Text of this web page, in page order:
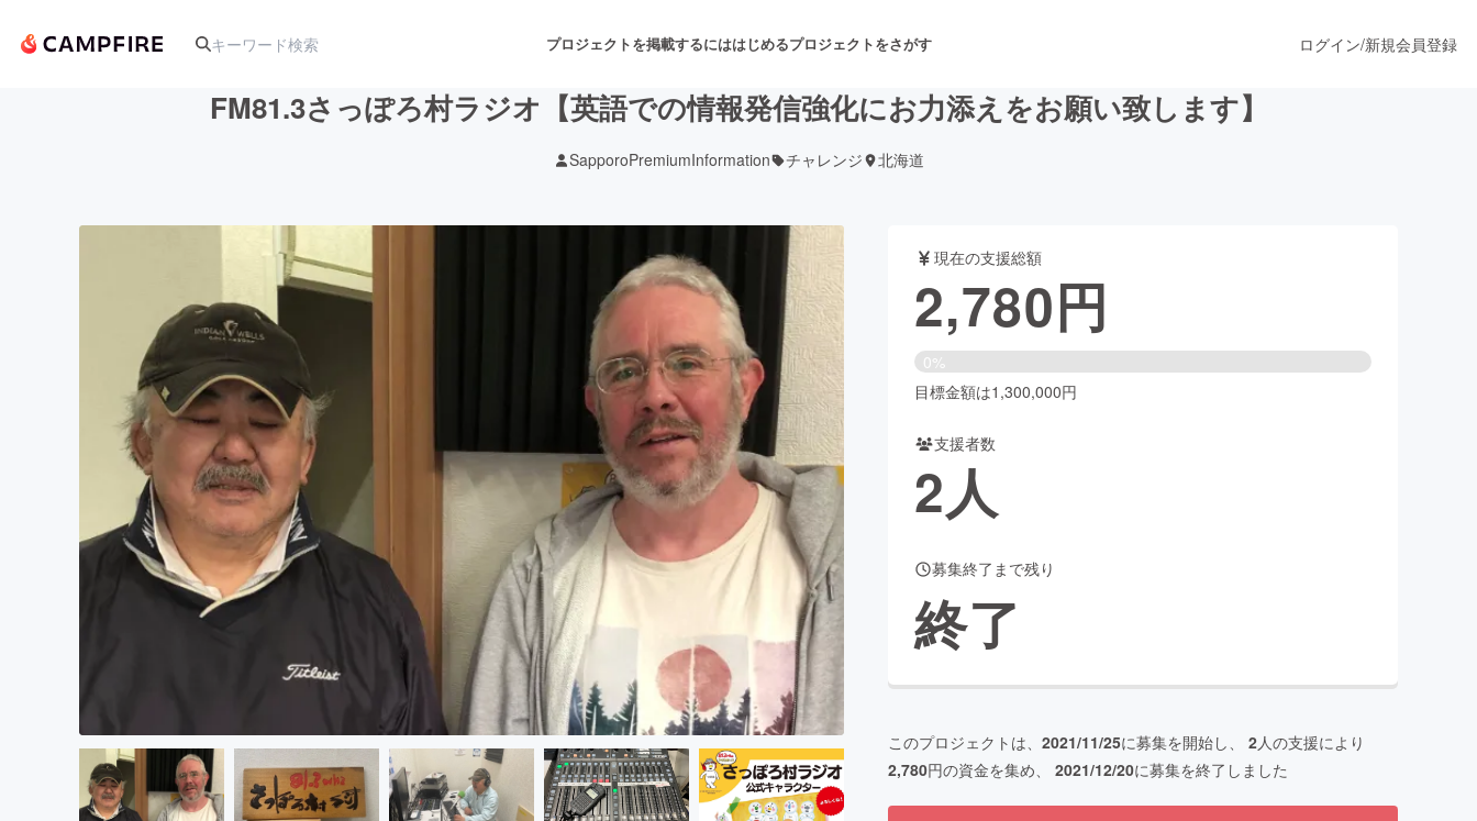
プロジェクトを掲載するにははじめるプロジェクトをさがす
アート・写真 舞台・パフォーマンス
テクノロジー・ガジェット ゲーム・サービス開発 フード・飲食店
映像・映画 書籍・雑誌出版 アニメ・漫画
ビジネス・起業 チャレンジ ビューティー・ヘルスケア
まちづくり・地域活性化
CAMPFIRE for Social Good
CAMPFIRE Creation
CAMPFIREふるさと納税
machi-yaコミュニティ
ログイン/新規会員登録
FM81.3さっぽろ村ラジオ【英語での情報発信強化にお力添えをお願い致します】
SapporoPremiumInformation チャレンジ 北海道
現在の支援総額
2,780円
0%
目標金額は1,300,000円
支援者数
2人
募集終了まで残り
終了
このプロジェクトは、 2021/11/25に募集を開始し、 2人の支援により
2,780円の資金を集め、 2021/12/20に募集を終了しました